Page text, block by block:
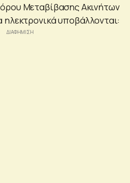
Μεταβίβασης Ακινήτων
υποβάλλονται: